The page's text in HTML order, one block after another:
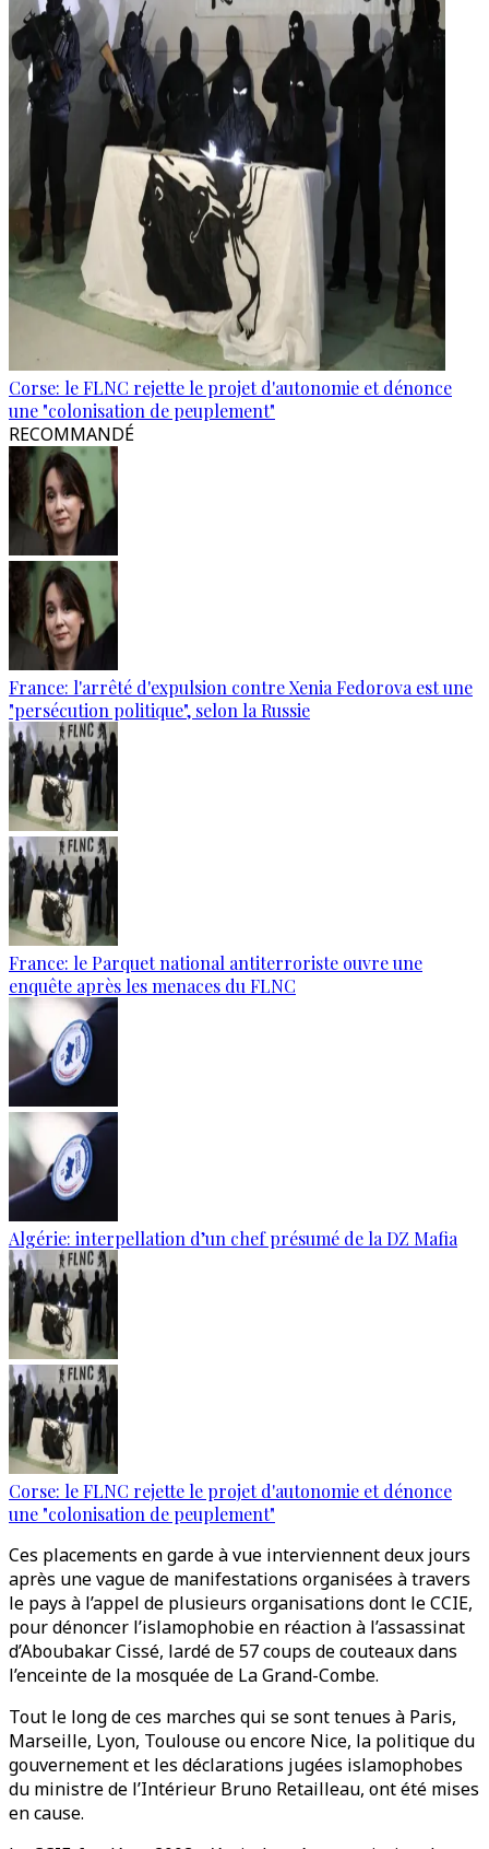
Corse: le FLNC rejette le projet d'autonomie et dénonce
une "colonisation de peuplement"
RECOMMANDÉ
France: l'arrêté d'expulsion contre Xenia Fedorova est une
"persécution politique", selon la Russie
France: le Parquet national antiterroriste ouvre une
enquête après les menaces du FLNC
Algérie: interpellation d’un chef présumé de la DZ Mafia
Corse: le FLNC rejette le projet d'autonomie et dénonce
une "colonisation de peuplement"
Ces placements en garde à vue interviennent deux jours
après une vague de manifestations organisées à travers
le pays à l’appel de plusieurs organisations dont le CCIE,
pour dénoncer l’islamophobie en réaction à l’assassinat
d’Aboubakar Cissé, lardé de 57 coups de couteaux dans
l’enceinte de la mosquée de La Grand-Combe.
Tout le long de ces marches qui se sont tenues à Paris,
Marseille, Lyon, Toulouse ou encore Nice, la politique du
gouvernement et les déclarations jugées islamophobes
du ministre de l’Intérieur Bruno Retailleau, ont été mises
en cause.